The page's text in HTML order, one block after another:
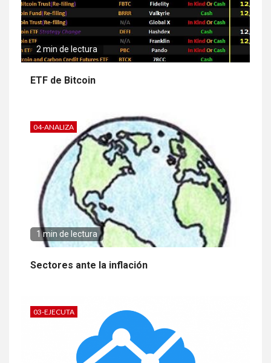
2 min de lectura
ETF de Bitcoin
04-ANALIZA
1 min de lectura
Sectores ante la inflación
03-EJECUTA